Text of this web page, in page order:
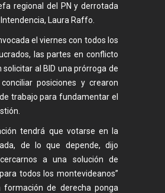
regional del PN y derrotada
Laura Raffo.
el viernes con todos los
las partes en conflicto
solicitar al BID una prórroga de
posiciones y crearon
trabajo para fundamentar el
tendrá que votarse en la
de lo que depende, dijo
a una solución de
todos los montevideanos”
de derecha ponga